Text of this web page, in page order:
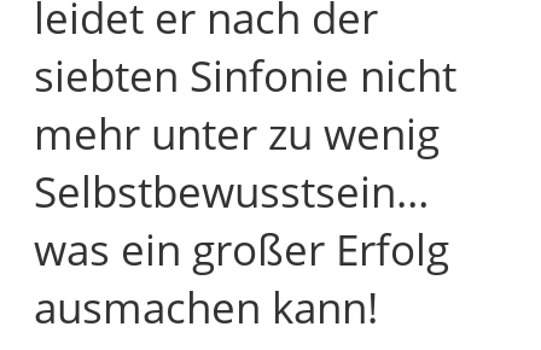
leidet er nach der
siebten Sinfonie nicht
mehr unter zu wenig
Selbstbewusstsein…
was ein großer Erfolg
ausmachen kann!